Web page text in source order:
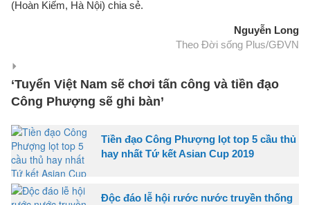
(Hoàn Kiếm, Hà Nội) chia sẻ.
Nguyễn Long
Theo Đời sống Plus/GĐVN
‘Tuyển Việt Nam sẽ chơi tấn công và tiền đạo
Công Phượng sẽ ghi bàn’
Tiền đạo Công Phượng lọt top 5 cầu thủ
hay nhất Tứ kết Asian Cup 2019
Độc đáo lễ hội rước nước truyền thống